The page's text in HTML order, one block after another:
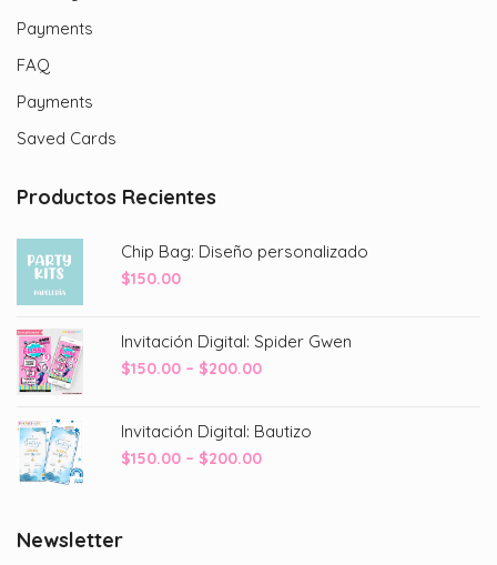
Payments
FAQ
Payments
Saved Cards
Productos Recientes
Chip Bag: Diseño personalizado
$150.00
Invitación Digital: Spider Gwen
$150.00 – $200.00Price
through
$200.00
Invitación Digital: Bautizo
$150.00 – $200.00Price
Newsletter